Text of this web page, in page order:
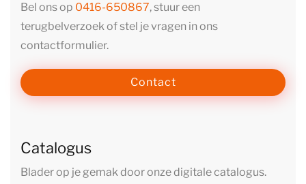
Bel ons op 0416-650867, stuur een
terugbelverzoek of stel je vragen in ons
contactformulier.
Contact
Catalogus
Blader op je gemak door onze digitale catalogus.